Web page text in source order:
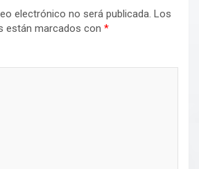
electrónico no será publicada. Los
están marcados con *